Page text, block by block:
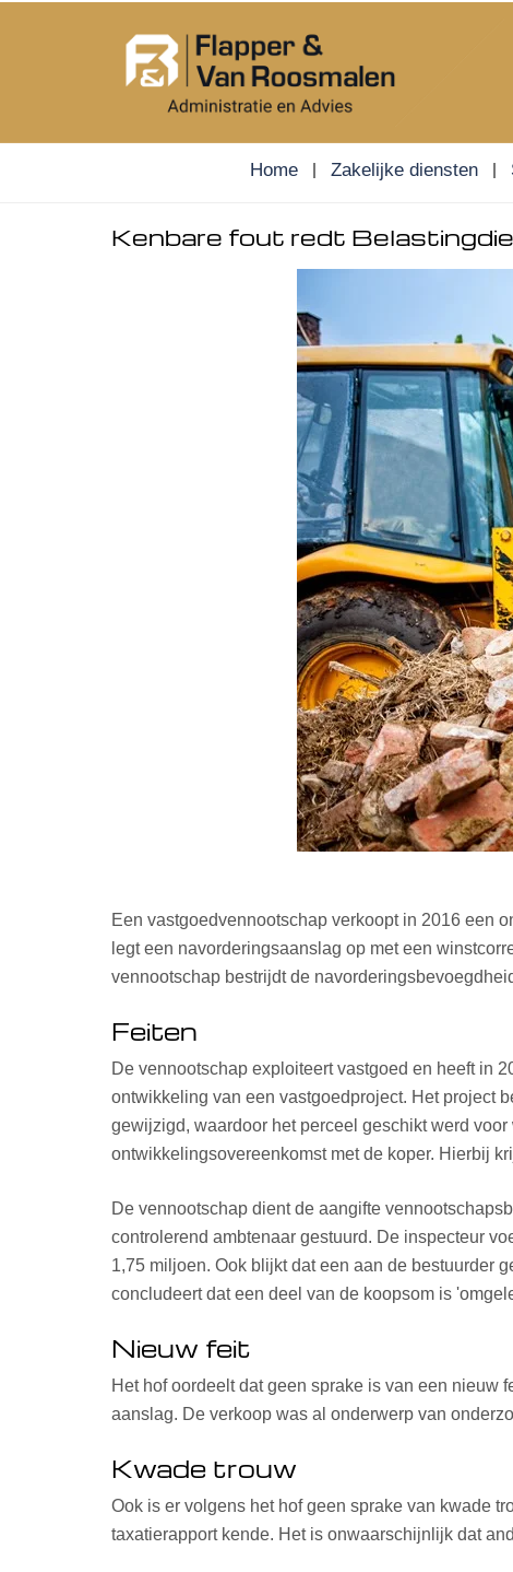
Home Zakelijke diensten
Kenbare fout redt
Een vastgoedvennootschap verkoopt in 2016 een
legt een navorderingsaanslag op met een
vennootschap bestrijdt de
Feiten
De vennootschap exploiteert vastgoed en heeft in
ontwikkeling van een vastgoedproject. Het project
gewijzigd, waardoor het perceel geschikt werd
ontwikkelingsovereenkomst met de koper. Hierbij
De vennootschap dient de aangifte
controlerend ambtenaar gestuurd. De inspecteur
1,75 miljoen. Ook blijkt dat een aan de bestuurder
concludeert dat een deel van de koopsom is
Nieuw feit
Het hof oordeelt dat geen sprake is van een nieuw
aanslag. De verkoop was al onderwerp van
Kwade trouw
Ook is er volgens het hof geen sprake van kwade
taxatierapport kende. Het is onwaarschijnlijk dat